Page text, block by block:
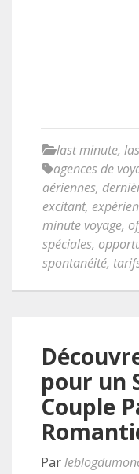
last minute,
agences de
aériennes,
excitant,
minute voyage,
spéciales,
spontanéité,
pour un
Couple
Par